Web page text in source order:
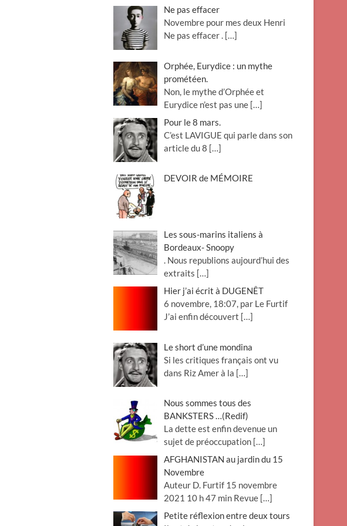
Ne pas effacer
Novembre pour mes deux Henri
Ne pas effacer . […]
Orphée, Eurydice : un mythe
prométéen.
Non, le mythe d’Orphée et
Eurydice n’est pas une […]
Pour le 8 mars.
C’est LAVIGUE qui parle dans son
article du 8 […]
DEVOIR de MÉMOIRE
Les sous-marins italiens à
Bordeaux- Snoopy
. Nous republions aujourd’hui des
extraits […]
Hier j’ai écrit à DUGENÊT
6 novembre, 18:07, par Le Furtif
J’ai enfin découvert […]
Le short d’une mondina
Si les critiques français ont vu
dans Riz Amer à la […]
Nous sommes tous des
BANKSTERS …(Redif)
La dette est enfin devenue un
sujet de préoccupation […]
AFGHANISTAN au jardin du 15
Novembre
Auteur D. Furtif 15 novembre
2021 10 h 47 min Revue […]
Petite réflexion entre deux tours